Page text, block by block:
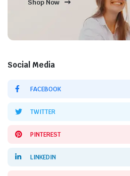
Shop Now
Social Media
FACEBOOK
TWITTER
PINTEREST
LINKEDIN